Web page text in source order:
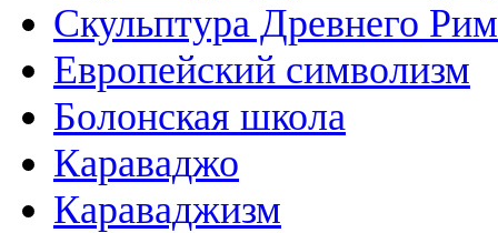
Скульптура Древнего
Европейский символизм
Болонская школа
Караваджо
Караваджизм